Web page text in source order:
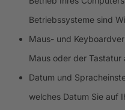
Betriebssysteme sind
Maus- und
Maus oder der
Datum und
welches Datum Sie auf